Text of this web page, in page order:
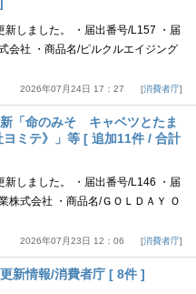
しました。 ・届出番号/L157 ・届
会社 ・商品名/ピルクルエイジング
2026年07月24日 17：27 消費者庁
「命のみそ キャベツとたま
ミテ》」等 [ 追加11件 / 合計
しました。 ・届出番号/L146 ・届
株式会社 ・商品名/ＧＯＬＤＡＹ Ｏ
2026年07月23日 12：06 消費者庁
新情報/消費者庁 [ 8件 ]